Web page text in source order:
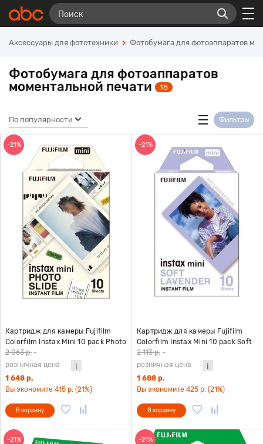
Аксессуары для фототехники Фотобумага для фотоаппаратов
Фотобумага для фотоаппаратов
моментальной печати
18
По популярности Фильтры
-21%
Картридж для камеры Fujifilm
Colorfilm Instax Mini 10 pack Photo
Slide
2 063 р. -
розничная цена
1 648 р.
Вы экономите 415 р. (21%)
В корзину
-21%
Картридж для камеры Fujifilm
Colorfilm Instax Mini 10 pack Soft
Lavender
2 113 р. -
розничная цена
1 688 р.
Вы экономите 425 р. (21%)
В корзину
-21% -21%